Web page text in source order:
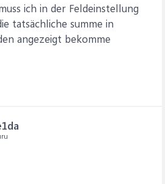
ich in der Feldeinstellung
tatsächliche summe in
angezeigt bekomme